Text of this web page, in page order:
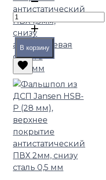
антистатический
ПВХ 1,5мм,
снизу
алюминиевая
фольга
0,05 мм
В корзину